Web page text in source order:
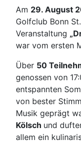
Am 29. August
Golfclub Bonn
Veranstaltung
war vom ersten
Über 50
genossen von
entspannten
von bester
Musik geprägt
Kölsch und
allem ein